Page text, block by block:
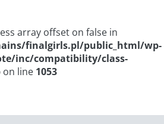
array offset on false in
finalgirls.pl/public_html/wp-
inc/compatibility/class-
on line 1053